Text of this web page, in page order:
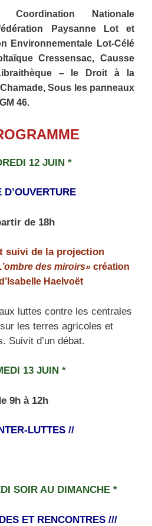
Nationale
Paysanne Lot et
Environnementale Lot-Célé
Cressensac, Causse
– le Droit à la
Sous les panneaux
46.
12 JUIN *
D’OUVERTURE
de 18h
suivi de la projection
des miroirs» création
Haelvoët
luttes contre les centrales
les terres agricoles et
Suivit d’un débat.
13 JUIN *
9h à 12h
LUTTES //
SOIR AU DIMANCHE*
ET RENCONTRES ///